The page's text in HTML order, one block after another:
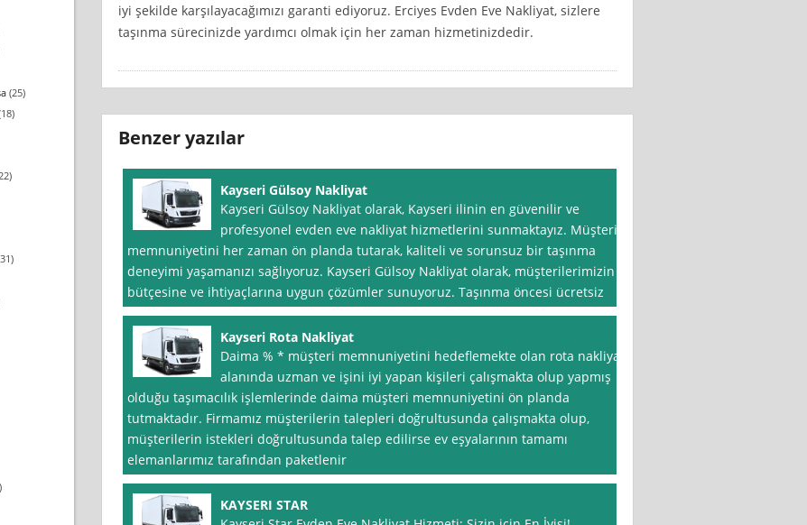
iyi şekilde karşılayacağımızı garanti ediyoruz. Erciyes Evden Eve Nakliyat, sizlere
taşınma sürecinizde yardımcı olmak için her zaman hizmetinizdedir.
Benzer yazılar
Kayseri Gülsoy Nakliyat
Kayseri Gülsoy Nakliyat olarak, Kayseri ilinin en güvenilir ve
profesyonel evden eve nakliyat hizmetlerini sunmaktayız. Müşteri
memnuniyetini her zaman ön planda tutarak, kaliteli ve sorunsuz bir taşınma
deneyimi yaşamanızı sağlıyoruz. Kayseri Gülsoy Nakliyat olarak, müşterilerimizin
bütçesine ve ihtiyaçlarına uygun çözümler sunuyoruz. Taşınma öncesi ücretsiz
Kayseri Rota Nakliyat
Daima % * müşteri memnuniyetini hedeflemekte olan rota nakliyat
alanında uzman ve işini iyi yapan kişileri çalışmakta olup yapmış
olduğu taşımacılık işlemlerinde daima müşteri memnuniyetini ön planda
tutmaktadır. Firmamız müşterilerin talepleri doğrultusunda çalışmakta olup,
müşterilerin istekleri doğrultusunda talep edilirse ev eşyalarının tamamı
elemanlarımız tarafından paketlenir
KAYSERI STAR
(25)